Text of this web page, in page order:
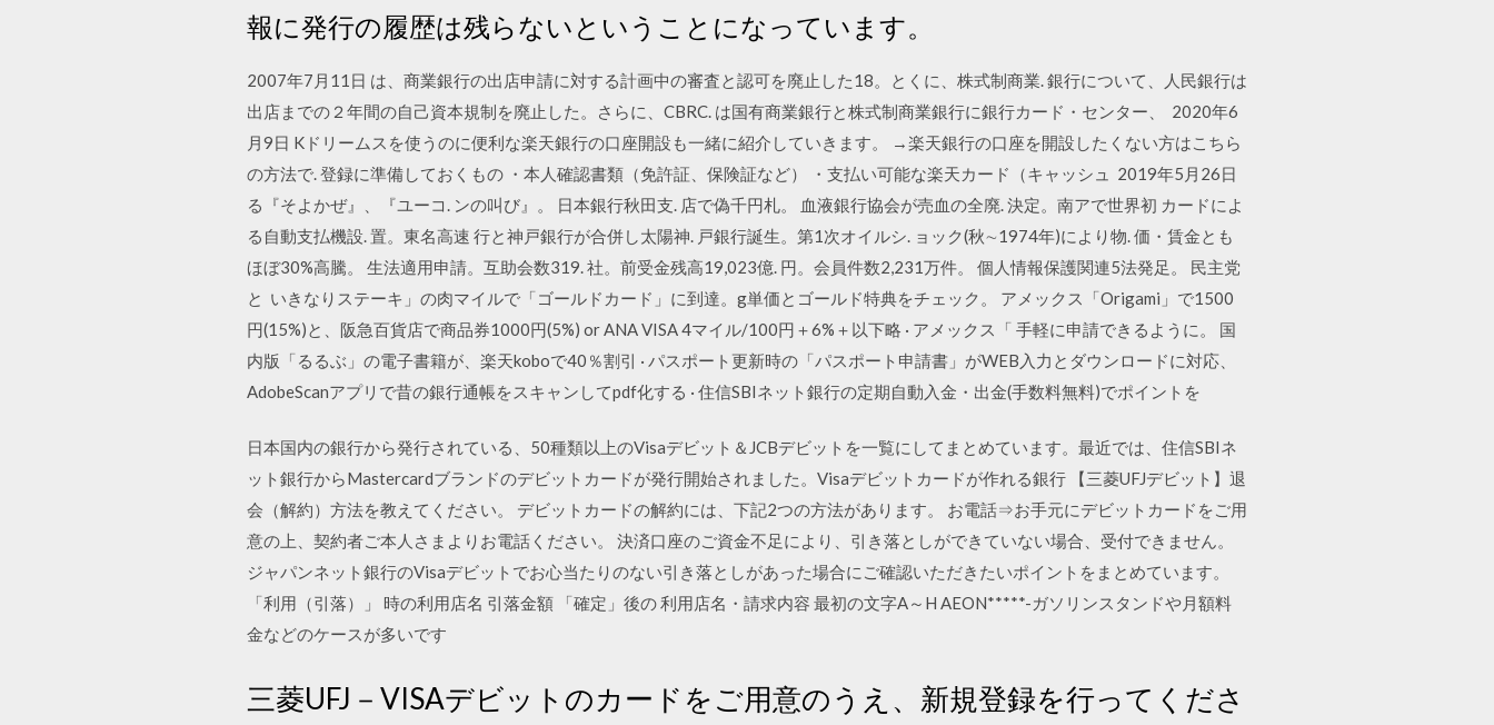
報に発行の履歴は残らないということになっています。
2007年7月11日 は、商業銀行の出店申請に対する計画中の審査と認可を廃止した18。とくに、株式制商業. 銀行について、人民銀行は
出店までの２年間の自己資本規制を廃止した。さらに、CBRC. は国有商業銀行と株式制商業銀行に銀行カード・センター、 2020年6
月9日 Kドリームスを使うのに便利な楽天銀行の口座開設も一緒に紹介していきます。 →楽天銀行の口座を開設したくない方はこちら
の方法で. 登録に準備しておくもの ・本人確認書類（免許証、保険証など） ・支払い可能な楽天カード（キャッシュ 2019年5月26日
る『そよかぜ』、『ユーコ. ンの叫び』。 日本銀行秋田支. 店で偽千円札。 血液銀行協会が売血の全廃. 決定。南アで世界初 カードによ
る自動支払機設. 置。東名高速 行と神戸銀行が合併し太陽神. 戸銀行誕生。第1次オイルシ. ョック(秋∼1974年)により物. 価・賃金とも
ほぼ30%高騰。 生法適用申請。互助会数319. 社。前受金残高19,023億. 円。会員件数2,231万件。 個人情報保護関連5法発足。 民主党
と いきなりステーキ」の肉マイルで「ゴールドカード」に到達。g単価とゴールド特典をチェック。 アメックス「Origami」で1500
円(15%)と、阪急百貨店で商品券1000円(5%) or ANA VISA 4マイル/100円＋6%＋以下略 · アメックス「 手軽に申請できるように。 国
内版「るるぶ」の電子書籍が、楽天koboで40％割引 · パスポート更新時の「パスポート申請書」がWEB入力とダウンロードに対応、
AdobeScanアプリで昔の銀行通帳をスキャンしてpdf化する · 住信SBIネット銀行の定期自動入金・出金(手数料無料)でポイントを
日本国内の銀行から発行されている、50種類以上のVisaデビット＆JCBデビットを一覧にしてまとめています。最近では、住信SBIネ
ット銀行からMastercardブランドのデビットカードが発行開始されました。Visaデビットカードが作れる銀行 【三菱UFJデビット】退
会（解約）方法を教えてください。 デビットカードの解約には、下記2つの方法があります。 お電話⇒お手元にデビットカードをご用
意の上、契約者ご本人さまよりお電話ください。 決済口座のご資金不足により、引き落としができていない場合、受付できません。
ジャパンネット銀行のVisaデビットでお心当たりのない引き落としがあった場合にご確認いただきたいポイントをまとめています。
「利用（引落）」 時の利用店名 引落金額 「確定」後の 利用店名・請求内容 最初の文字A～H AEON*****-ガソリンスタンドや月額料
金などのケースが多いです
三菱UFJ－VISAデビットのカードをご用意のうえ、新規登録を行ってくださ